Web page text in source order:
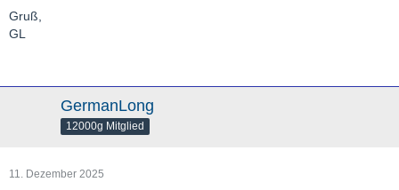
Gruß,
GL
GermanLong
12000g Mitglied
11. Dezember 2025